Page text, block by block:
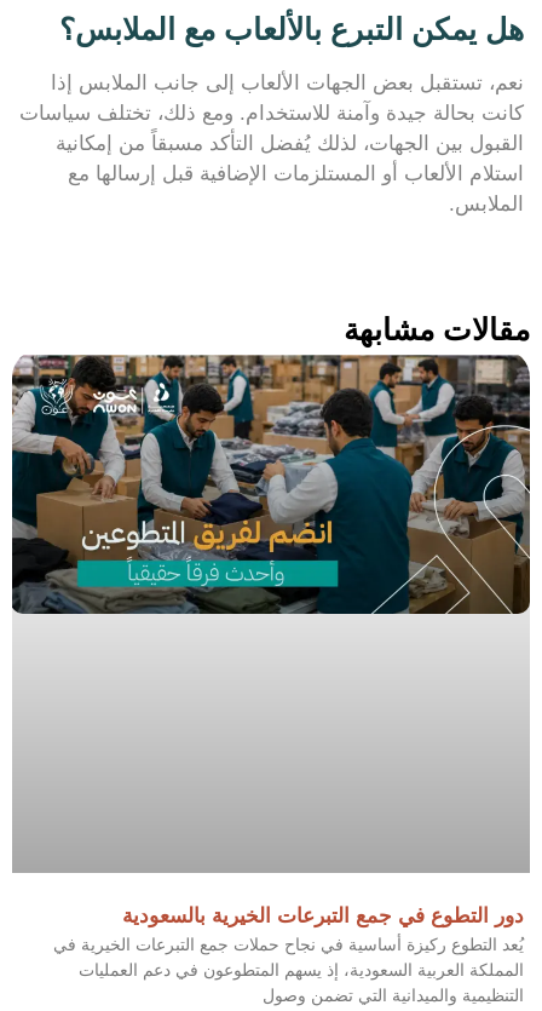
هل يمكن التبرع بالألعاب مع الملابس؟
نعم، تستقبل بعض الجهات الألعاب إلى جانب الملابس إذا
كانت بحالة جيدة وآمنة للاستخدام. ومع ذلك، تختلف سياسات
القبول بين الجهات، لذلك يُفضل التأكد مسبقاً من إمكانية
استلام الألعاب أو المستلزمات الإضافية قبل إرسالها مع
الملابس.
مقالات مشابهة
دور التطوع في جمع التبرعات الخيرية بالسعودية
يُعد التطوع ركيزة أساسية في نجاح حملات جمع التبرعات الخيرية في
المملكة العربية السعودية، إذ يسهم المتطوعون في دعم العمليات
التنظيمية والميدانية التي تضمن وصول